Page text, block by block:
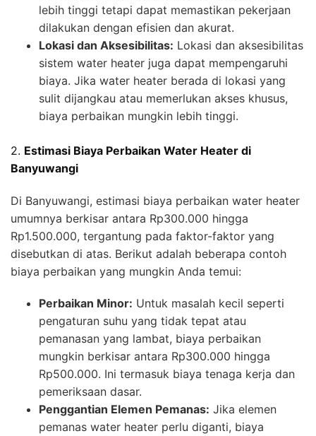
lebih tinggi tetapi dapat memastikan pekerjaan
dilakukan dengan efisien dan akurat.
Lokasi dan Aksesibilitas: Lokasi dan aksesibilitas
sistem water heater juga dapat mempengaruhi
biaya. Jika water heater berada di lokasi yang
sulit dijangkau atau memerlukan akses khusus,
biaya perbaikan mungkin lebih tinggi.
2. Estimasi Biaya Perbaikan Water Heater di
Banyuwangi
Di Banyuwangi, estimasi biaya perbaikan water heater
umumnya berkisar antara Rp300.000 hingga
Rp1.500.000, tergantung pada faktor-faktor yang
disebutkan di atas. Berikut adalah beberapa contoh
biaya perbaikan yang mungkin Anda temui:
Perbaikan Minor: Untuk masalah kecil seperti
pengaturan suhu yang tidak tepat atau
pemanasan yang lambat, biaya perbaikan
mungkin berkisar antara Rp300.000 hingga
Rp500.000. Ini termasuk biaya tenaga kerja dan
pemeriksaan dasar.
Penggantian Elemen Pemanas: Jika elemen
pemanas water heater perlu diganti, biaya